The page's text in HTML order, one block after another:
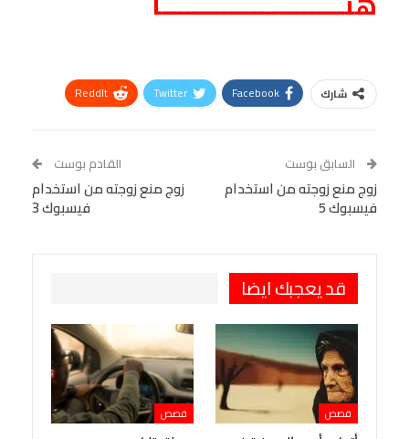
شارك Facebook
Twitter
ReddIt
Tumblr
البريد الإلكتروني
StumbleUpon
VK
Digg
Viber
السابق بوست
زوج منع زوجته من استخدام
فيسبوك 5
القادم بوست
زوج منع زوجته من استخدام
فيسبوك 3
قد يعجبك ايضا
قصص قصص